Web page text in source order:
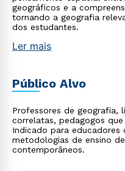
geográficos e a
tornando a geografia
dos estudantes.
Ler mais
Público Alvo
Professores de geografia,
correlatas, pedagogos
Indicado para educadores
metodologias de ensino
contemporâneos.